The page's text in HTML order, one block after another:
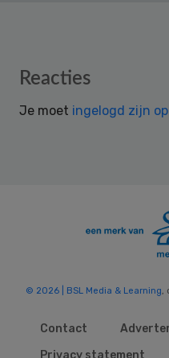
Reader
Reacties
Je moet ingelogd zijn op
© 2026 | BSL Media & Learning,
Contact
Privacy statement